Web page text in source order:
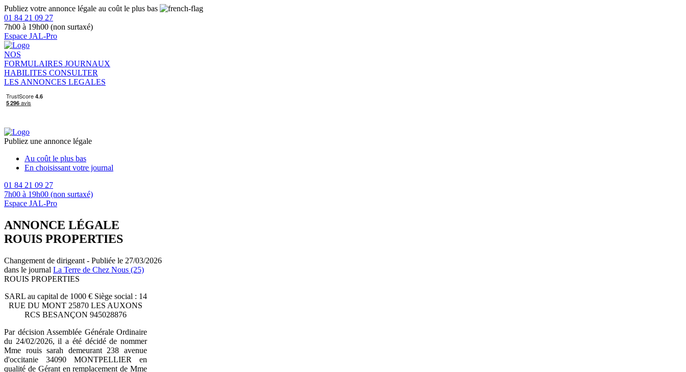
Publiez votre annonce légale au coût le plus bas
01 84 21 09 27
7h00 à 19h00 (non surtaxé)
Espace JAL-Pro
NOS
FORMULAIRES JOURNAUX
HABILITES CONSULTER
LES ANNONCES LEGALES
Publiez une annonce légale
Au coût le plus bas
En choisissant votre journal
01 84 21 09 27
7h00 à 19h00 (non surtaxé)
Espace JAL-Pro
ANNONCE LÉGALE
ROUIS PROPERTIES
Changement de dirigeant - Publiée le 27/03/2026
dans le journal La Terre de Chez Nous (25)
ROUIS PROPERTIES
SARL au capital de 1000 € Siège social : 14
RUE DU MONT 25870 LES AUXONS
RCS BESANÇON 945028876
Par décision Assemblée Générale Ordinaire
du 24/02/2026, il a été décidé de nommer
Mme rouis sarah demeurant 238 avenue
d'occitanie 34090 MONTPELLIER en
qualité de Gérant en remplacement de Mme